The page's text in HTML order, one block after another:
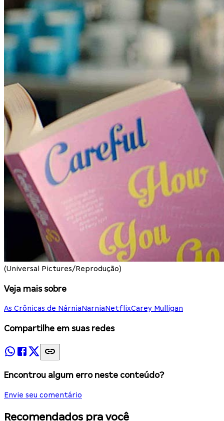
(Universal Pictures/Reprodução)
Veja mais sobre
As Crônicas de NárniaNarniaNetflixCarey Mulligan
Compartilhe em suas redes
Encontrou algum erro neste conteúdo?
Envie seu comentário
Recomendados pra você